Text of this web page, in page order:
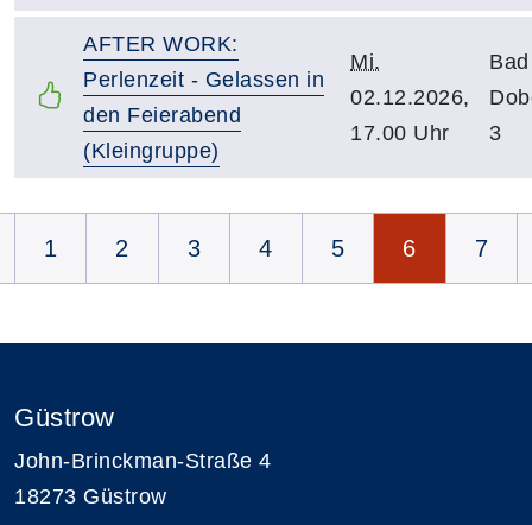
AFTER WORK:
Perlenzeit - Gelassen in
den Feierabend
(Kleingruppe)
Mi.
02.12.2026,
17.00 Uhr
Bad
3
1 2 3 4 5 6 7
Güstrow
John-Brinckman-Straße 4
18273 Güstrow